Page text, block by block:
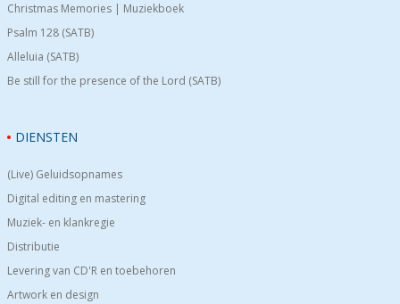
Christmas Memories | Muziekboek
Psalm 128 (SATB)
Alleluia (SATB)
Be still for the presence of the Lord (SATB)
DIENSTEN
(Live) Geluidsopnames
Digital editing en mastering
Muziek- en klankregie
Distributie
Levering van CD'R en toebehoren
Artwork en design